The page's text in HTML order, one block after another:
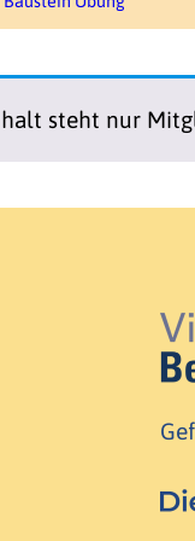
steht nur